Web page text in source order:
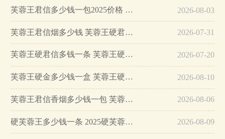
芙蓉王君信多少钱一包2025价格 芙蓉王君信零售价查询一览… 2026-08-03
芙蓉王君信烟多少钱 芙蓉王硬君信烟价格表图… 2026-07-31
芙蓉王硬君信多钱一条 芙蓉王硬君信价格参数介绍2025… 2026-07-20
芙蓉王硬金多少钱一盒 芙蓉王硬金批发价2025… 2026-08-10
芙蓉王君信香烟多少钱一包 芙蓉王君信香烟口感品析一览… 2026-08-06
硬芙蓉王多少钱一条 2025硬芙蓉王价格概述… 2026-08-09